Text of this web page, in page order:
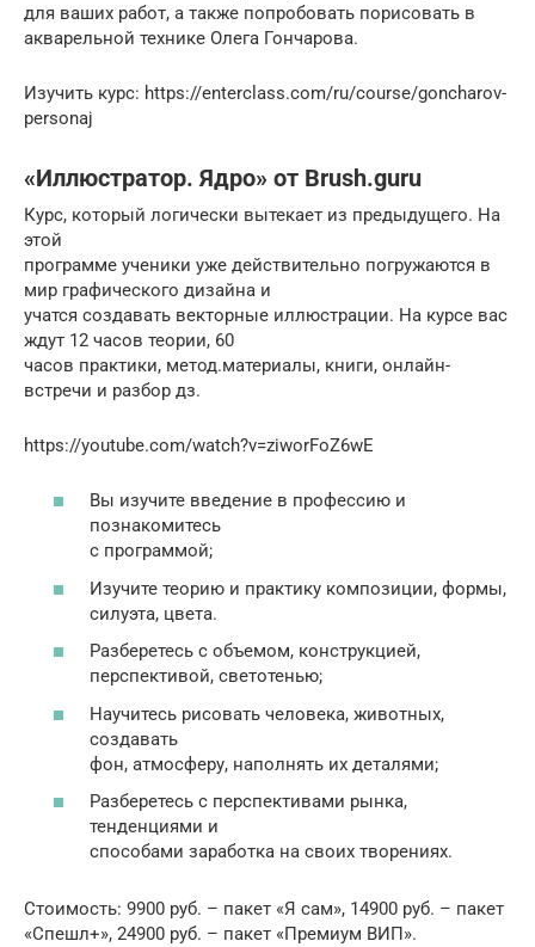
для ваших работ, а также попробовать порисовать в
акварельной технике Олега Гончарова.
Изучить курс: https://enterclass.com/ru/course/goncharov-
personaj
«Иллюстратор. Ядро» от Brush.guru
Курс, который логически вытекает из предыдущего. На
этой
программе ученики уже действительно погружаются в
мир графического дизайна и
учатся создавать векторные иллюстрации. На курсе вас
ждут 12 часов теории, 60
часов практики, метод.материалы, книги, онлайн-
встречи и разбор дз.
https://youtube.com/watch?v=ziworFoZ6wE
Вы изучите введение в профессию и
познакомитесь
с программой;
Изучите теорию и практику композиции, формы,
силуэта, цвета.
Разберетесь с объемом, конструкцией,
перспективой, светотенью;
Научитесь рисовать человека, животных,
создавать
фон, атмосферу, наполнять их деталями;
Разберетесь с перспективами рынка,
тенденциями и
способами заработка на своих творениях.
Стоимость: 9900 руб. – пакет «Я сам», 14900 руб. – пакет
«Спешл+», 24900 руб. – пакет «Премиум ВИП».